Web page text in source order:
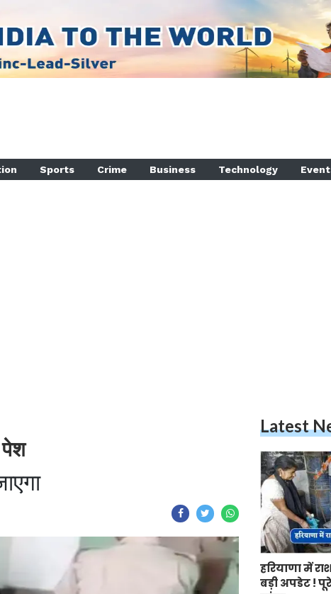
Sports Crime Business Technology
पेश
Latest
हरियाणा में
बड़ी अपडेट !